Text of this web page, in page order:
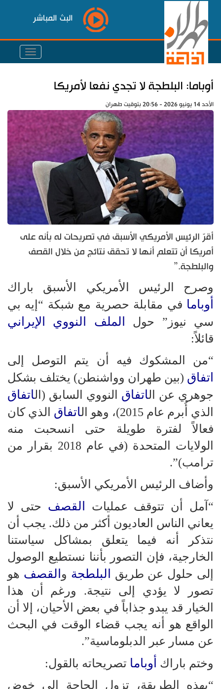
البث المباشر
أوباما: البلطجة لا تجدي نفعا لأمريكا
الأحد 14 يونيو 2026 - 20:56 بتوقيت طهران
أقرّ الرئيس الأمريكي الأسبق في تصريحات له بأنه على
أمريكا أن تتعلم أنها لا تحقق نتائج من خلال القصف
والبلطجة.”
وصرح الرئيس الأمريكي الأسبق باراك
أوباما في مقابلة حصرية مع شبكة “إيه بي
سي نيوز” حول
الملف النووي الإيراني
قائلاً:
“من المشكوك فيه أن يتم التوصل إلى
اتفاق (بين طهران وواشنطن) يختلف بشكل
جوهري عن الاتفاق النووي السابق (الاتفاق
الذي أُبرم عام 2015)، وهو ال اتفاق الذي كان
فعالاً لفترة طويلة حتى انسحبت منه
الولايات المتحدة (في عام 2018 بقرار من
ترامب)”.
وأضاف الرئيس الأمريكي الأسبق:
“آمل أن تتوقف عمليات
القصف حتى لا
يعاني الناس العاديون أكثر من ذلك. يجب أن
نتذكر أنه فيما يتعلق بمشاكل سياستنا
الخارجية، فإن التصور بأننا نستطيع الوصول
إلى حلول عن طريق
البلطجة و القصف هو
تصور لا يؤدي إلى نتيجة. ورغم أن هذا
الخيار قد يبدو جذاباً في بعض الأحيان، إلا أن
الواقع هو أنه يجب قضاء الوقت في البحث
عن مسار عبر الدبلوماسية”.
وختم باراك أوباما تصريحاته بالقول:
“بهذه الطريقة، تزول الحاجة إلى خوض